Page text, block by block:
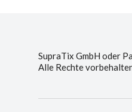
SupraTix GmbH oder
Alle Rechte